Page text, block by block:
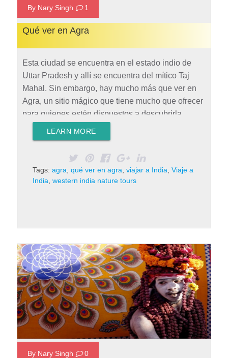
By Nary Singh 1
Qué ver en Agra
Esta ciudad se encuentra en el estado indio de
Uttar Pradesh y allí se encuentra del mítico Taj
Mahal. Sin embargo, hay mucho más que ver en
Agra, un sitio mágico que tiene mucho que ofrecer
para quienes estén dispuestos a descubrirla.
muchas ciudades a través del transporte por
un aeropuerto nacional llamado Agra Civil
Enclave, que está a cinco kilómetros del centro de
internacionales llegan…Rad More
LEARN MORE
Tags: agra qué ver en agra viajar a India Viaje a
India western india nature tours
By Nary Singh 0